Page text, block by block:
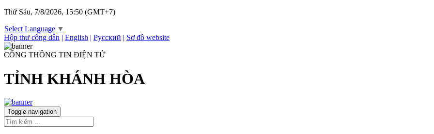
Thứ Sáu, 7/8/2026, 15:50 (GMT+7)
Select Language ▼
Hộp thư công dân | English | Русский | Sơ đồ website
CỔNG THÔNG TIN ĐIỆN TỬ
TỈNH KHÁNH HÒA
Toggle navigation